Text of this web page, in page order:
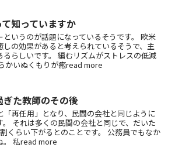
知っていますか
いうのが話題になっているそうです。 欧米
しの効果があると考えられているそうで、主
るらしいです。 編むリズムがストレスの低減
かいぬくもりが癒read more
ぎた教師のその後
「再任用」となり、民間の会社と同じように
それは多くの民間の会社と同じで、だいた
くらい下がるとのことです。 公務員でもなか
。 私read more